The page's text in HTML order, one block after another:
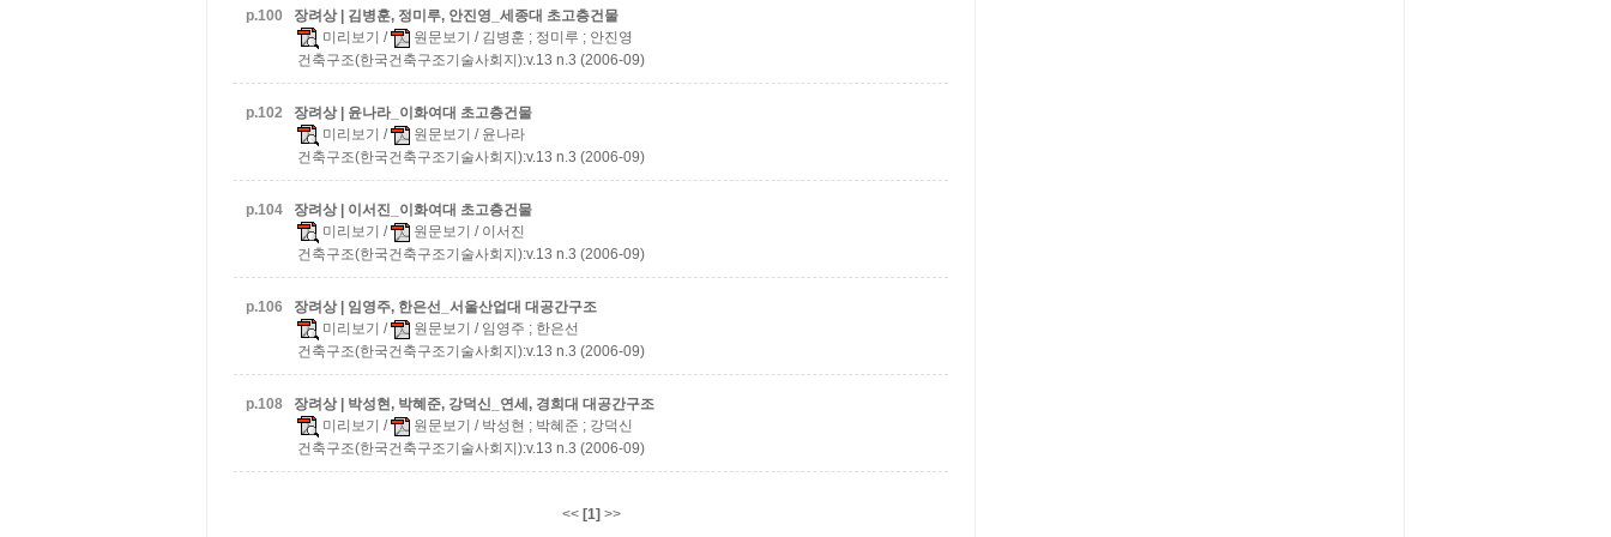
p.100 장려상 | 김병훈, 정미루, 안진영_세종대 초고층건물
미리보기 / 원문보기 / 김병훈 ; 정미루 ; 안진영
건축구조(한국건축구조기술사회지):v.13 n.3 (2006-09)
p.102 장려상 | 윤나라_이화여대 초고층건물
미리보기 / 원문보기 / 윤나라
건축구조(한국건축구조기술사회지):v.13 n.3 (2006-09)
p.104 장려상 | 이서진_이화여대 초고층건물
미리보기 / 원문보기 / 이서진
건축구조(한국건축구조기술사회지):v.13 n.3 (2006-09)
p.106 장려상 | 임영주, 한은선_서울산업대 대공간구조
미리보기 / 원문보기 / 임영주 ; 한은선
건축구조(한국건축구조기술사회지):v.13 n.3 (2006-09)
p.108 장려상 | 박성현, 박혜준, 강덕신_연세, 경희대 대공간구조
미리보기 / 원문보기 / 박성현 ; 박혜준 ; 강덕신
건축구조(한국건축구조기술사회지):v.13 n.3 (2006-09)
<< [1] >>